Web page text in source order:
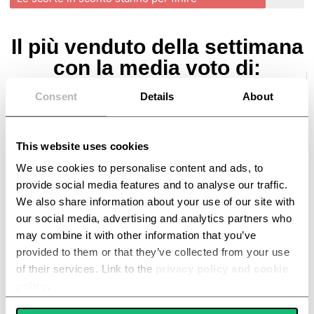
Consent Details About
This website uses cookies
We use cookies to personalise content and ads, to
provide social media features and to analyse our traffic.
We also share information about your use of our site with
our social media, advertising and analytics partners who
may combine it with other information that you’ve
provided to them or that they’ve collected from your use
of their services. Link to the
privacy policy and cookie
Il più venduto della settimana
con la media voto di:
4.91
5
4
3
2
1
177
11
0